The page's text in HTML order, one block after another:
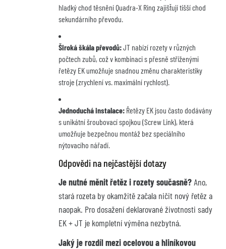
hladký chod těsnění Quadra-X Ring zajišťují tišší chod
sekundárního převodu.
Široká škála převodů:JT nabízí rozety v různých
počtech zubů, což v kombinaci s přesně střiženými
řetězy EK umožňuje snadnou změnu charakteristiky
stroje (zrychlení vs. maximální rychlost).
Jednoduchá instalace: Řetězy EK jsou často dodávány
s unikátní šroubovací spojkou (Screw Link), která
umožňuje bezpečnou montáž bez speciálního
nýtovacího nářadí.
Odpovědi na nejčastější dotazy
Je nutné měnit řetěz i rozety současně?Ano,
stará rozeta by okamžitě začala ničit nový řetěz a
naopak. Pro dosažení deklarované životnosti sady
EK + JT je kompletní výměna nezbytná.
Jaký je rozdíl mezi ocelovou a hliníkovou